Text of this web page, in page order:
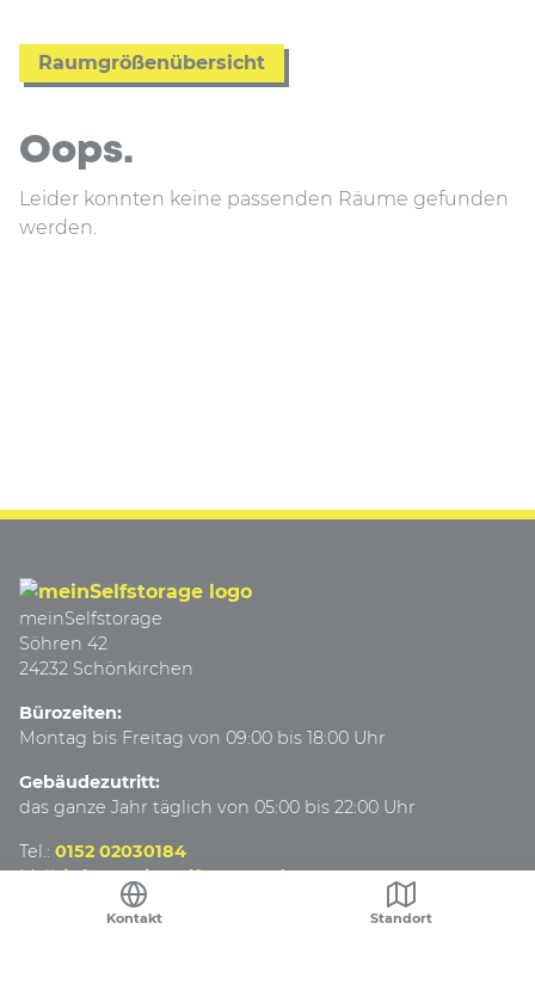
Kontakt Standort
Raumgrößenübersicht
Oops.
Leider konnten keine passenden Räume gefunden
werden.
meinSelfstorage
Söhren 42
24232 Schönkirchen
Bürozeiten:
Montag bis Freitag von 09:00 bis 18:00 Uhr
Gebäudezutritt:
das ganze Jahr täglich von 05:00 bis 22:00 Uhr
Tel.: 0152 02030184
Mail:info@mein-selfstorage.de